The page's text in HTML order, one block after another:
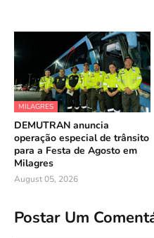
MILAGRES
DEMUTRAN anuncia
operação especial de trânsito
para a Festa de Agosto em
Milagres
August 05, 2026
Postar Um